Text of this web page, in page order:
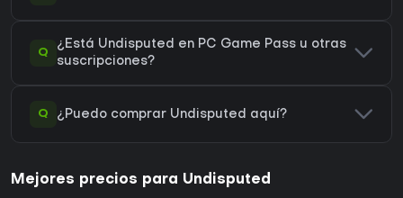
Q
¿Está Undisputed en PC Game Pass u otras
suscripciones?
Q ¿Puedo comprar Undisputed aquí?
Mejores precios para Undisputed